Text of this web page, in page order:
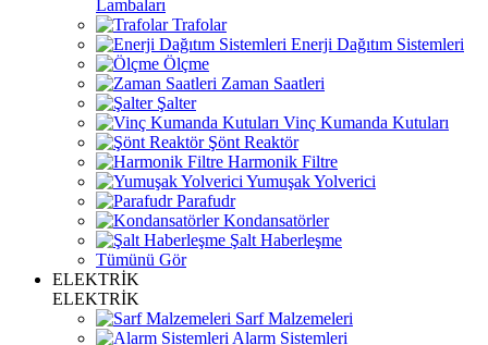
Lambaları
Trafolar
Enerji Dağıtım Sistemleri
Ölçme
Zaman Saatleri
Şalter
Vinç Kumanda Kutuları
Şönt Reaktör
Harmonik Filtre
Yumuşak Yolverici
Parafudr
Kondansatörler
Şalt Haberleşme
Tümünü Gör
ELEKTRİK
ELEKTRİK
Sarf Malzemeleri
Alarm Sistemleri